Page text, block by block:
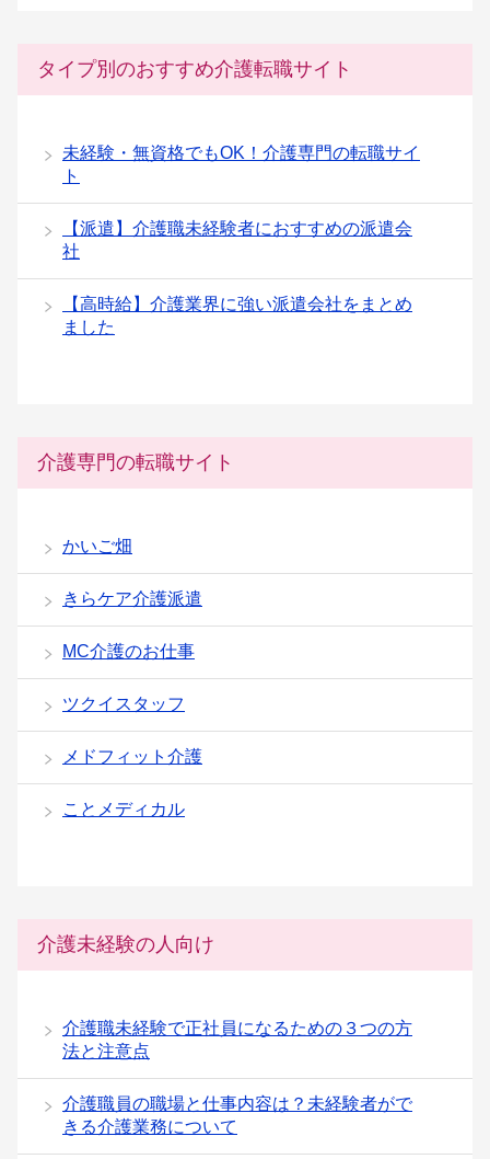
タイプ別のおすすめ介護転職サイト
未経験・無資格でもOK！介護専門の転職サイ
ト
【派遣】介護職未経験者におすすめの派遣会
社
【高時給】介護業界に強い派遣会社をまとめ
ました
介護専門の転職サイト
かいご畑
きらケア介護派遣
MC介護のお仕事
ツクイスタッフ
メドフィット介護
ことメディカル
介護未経験の人向け
介護職未経験で正社員になるための３つの方
法と注意点
介護職員の職場と仕事内容は？未経験者がで
きる介護業務について